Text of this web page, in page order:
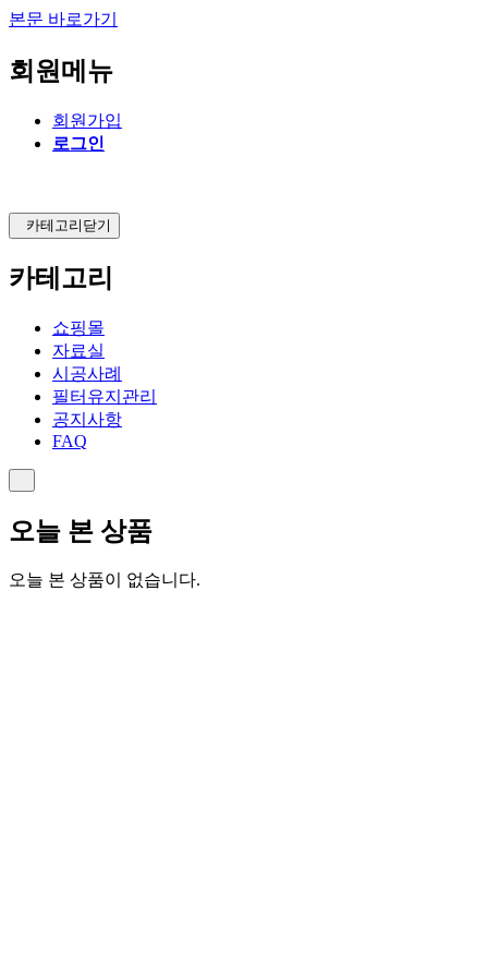
본문 바로가기
회원메뉴
회원가입
로그인
카테고리닫기
카테고리
쇼핑몰
자료실
시공사례
필터유지관리
공지사항
FAQ
오늘 본 상품
오늘 본 상품이 없습니다.